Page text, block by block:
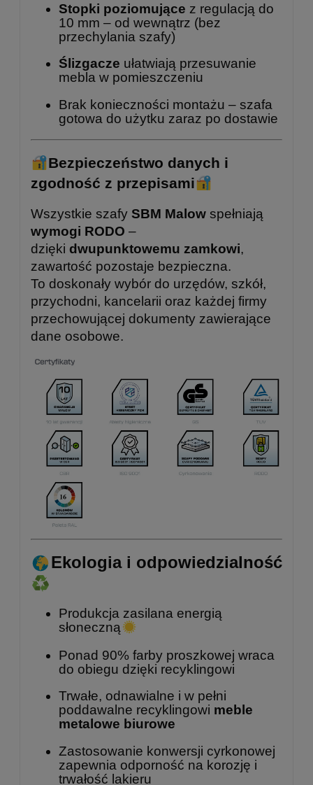
Stopki poziomujące z regulacją do
10 mm – od wewnątrz (bez
przechylania szafy)
Ślizgacze ułatwiają przesuwanie
mebla w pomieszczeniu
Brak konieczności montażu – szafa
gotowa do użytku zaraz po dostawie
Bezpieczeństwo danych i
zgodność z przepisami
Wszystkie szafy SBM Malow spełniają
wymogi RODO –
dzięki dwupunktowemu zamkowi,
zawartość pozostaje bezpieczna.
To doskonały wybór do urzędów, szkół,
przychodni, kancelarii oraz każdej firmy
przechowującej dokumenty zawierające
dane osobowe.
Ekologia i odpowiedzialność
Produkcja zasilana energią
słoneczną
Ponad 90% farby proszkowej wraca
do obiegu dzięki recyklingowi
Trwałe, odnawialne i w pełni
poddawalne recyklingowi meble
metalowe biurowe
Zastosowanie konwersji cyrkonowej
zapewnia odporność na korozję i
trwałość lakieru